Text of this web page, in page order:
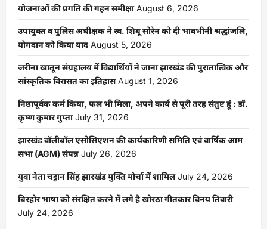
योजनाओं की प्रगति की गहन समीक्षा August 6, 2026
उपायुक्त व पुलिस अधीक्षक ने स्व. शिबू सोरेन को दी भावभीनी श्रद्धांजलि,
योगदान को किया याद August 5, 2026
जरीना खातून संग्रहालय में विद्यार्थियों ने जाना झारखंड की पुरातात्विक और
सांस्कृतिक विरासत का इतिहास August 1, 2026
निष्ठापूर्वक कर्म किया, फल भी मिला, अपने कार्य से पूरी तरह संतुष्ट हूं : डॉ.
कृष्ण कुमार गुप्ता July 31, 2026
झारखंड वॉलीबॉल एसोसिएशन की कार्यकारिणी समिति एवं वार्षिक आम
सभा (AGM) संपन्न July 26, 2026
युवा नेता चट्टान सिंह झारखंड मुक्ति मोर्चा में शामिल July 24, 2026
बिरहोर भाषा को संरक्षित करने में लगे है खोरठा गीतकार विनय तिवारी
July 24, 2026